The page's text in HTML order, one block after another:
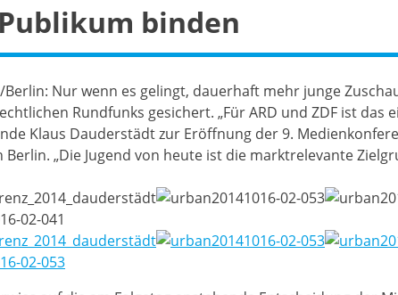
binden
Berlin: Nur wenn es gelingt, dauerhaft mehr junge
Rundfunks gesichert. „Für ARD und ZDF ist das
Klaus Dauderstädt zur Eröffnung der 9.
Berlin. „Die Jugend von heute ist die marktrelevante